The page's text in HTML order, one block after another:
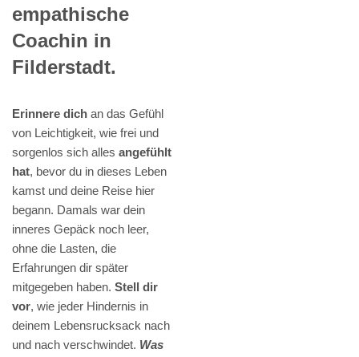
empathische
Coachin in
Filderstadt.
Erinnere dich an das Gefühl
von Leichtigkeit, wie frei und
sorgenlos sich alles angefühlt
hat, bevor du in dieses Leben
kamst und deine Reise hier
begann. Damals war dein
inneres Gepäck noch leer,
ohne die Lasten, die
Erfahrungen dir später
mitgegeben haben. Stell dir
vor, wie jeder Hindernis in
deinem Lebensrucksack nach
und nach verschwindet. Was